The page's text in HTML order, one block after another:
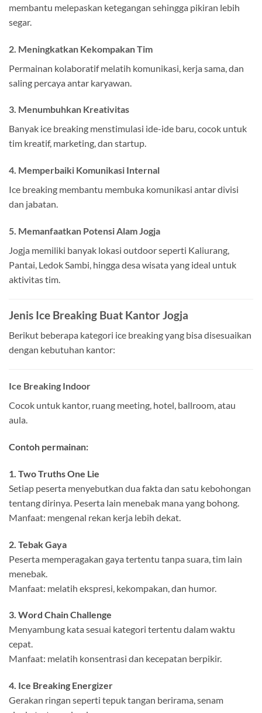
membantu melepaskan ketegangan sehingga pikiran lebih
segar.
2. Meningkatkan Kekompakan Tim
Permainan kolaboratif melatih komunikasi, kerja sama, dan
saling percaya antar karyawan.
3. Menumbuhkan Kreativitas
Banyak ice breaking menstimulasi ide-ide baru, cocok untuk
tim kreatif, marketing, dan startup.
4. Memperbaiki Komunikasi Internal
Ice breaking membantu membuka komunikasi antar divisi
dan jabatan.
5. Memanfaatkan Potensi Alam Jogja
Jogja memiliki banyak lokasi outdoor seperti Kaliurang,
Pantai, Ledok Sambi, hingga desa wisata yang ideal untuk
aktivitas tim.
Jenis Ice Breaking Buat Kantor Jogja
Berikut beberapa kategori ice breaking yang bisa disesuaikan
dengan kebutuhan kantor:
Ice Breaking Indoor
Cocok untuk kantor, ruang meeting, hotel, ballroom, atau
aula.
Contoh permainan:
1. Two Truths One Lie
Setiap peserta menyebutkan dua fakta dan satu kebohongan
tentang dirinya. Peserta lain menebak mana yang bohong.
Manfaat: mengenal rekan kerja lebih dekat.
2. Tebak Gaya
Peserta memperagakan gaya tertentu tanpa suara, tim lain
menebak.
Manfaat: melatih ekspresi, kekompakan, dan humor.
3. Word Chain Challenge
Menyambung kata sesuai kategori tertentu dalam waktu
cepat.
Manfaat: melatih konsentrasi dan kecepatan berpikir.
4. Ice Breaking Energizer
Gerakan ringan seperti tepuk tangan berirama, senam